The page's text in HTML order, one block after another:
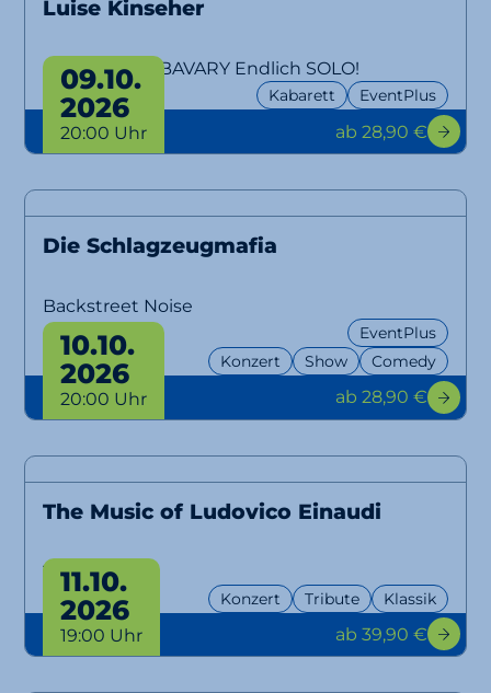
Luise Kinseher
MARY FROM BAVARY Endlich SOLO!
Kabarett EventPlus
09.10.
2026
20:00 Uhr ab 28,90 €
Die Schlagzeugmafia
Backstreet Noise
Konzert Show Comedy
EventPlus
10.10.
2026
20:00 Uhr ab 28,90 €
The Music of Ludovico Einaudi
Tribute
Konzert Tribute Klassik
11.10.
2026
19:00 Uhr ab 39,90 €